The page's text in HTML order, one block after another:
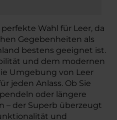
Wahl für Leer, da
Gegebenheiten als
bestens geeignet ist.
und dem modernen
Umgebung von Leer
jeden Anlass. Ob Sie
oder längere
– der Superb überzeugt
und